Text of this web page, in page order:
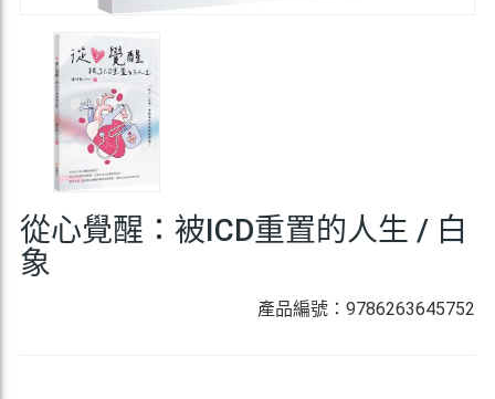
從心覺醒：被ICD重置的人生 / 白
象
產品編號：9786263645752